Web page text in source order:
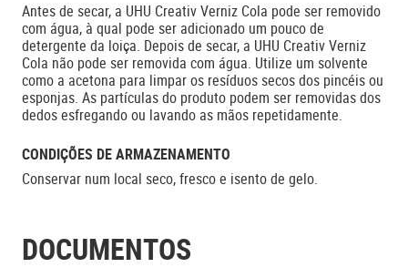
Antes de secar, a UHU Creativ Verniz Cola pode ser removido
com água, à qual pode ser adicionado um pouco de
detergente da loiça. Depois de secar, a UHU Creativ Verniz
Cola não pode ser removida com água. Utilize um solvente
como a acetona para limpar os resíduos secos dos pincéis ou
esponjas. As partículas do produto podem ser removidas dos
dedos esfregando ou lavando as mãos repetidamente.
CONDIÇÕES DE ARMAZENAMENTO
Conservar num local seco, fresco e isento de gelo.
DOCUMENTOS